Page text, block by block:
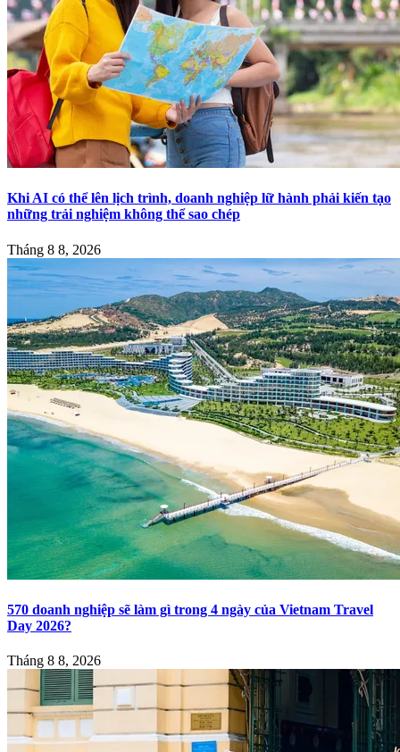
Khi AI có thể lên lịch trình, doanh nghiệp lữ hành phải kiến tạo
những trải nghiệm không thể sao chép
Tháng 8 8, 2026
570 doanh nghiệp sẽ làm gì trong 4 ngày của Vietnam Travel
Day 2026?
Tháng 8 8, 2026